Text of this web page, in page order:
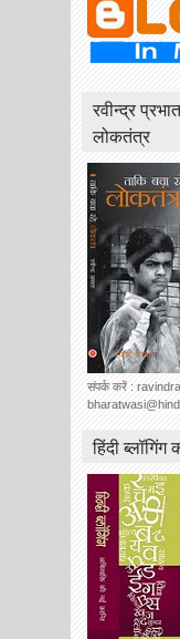
रवीन्द्र
लोकतंत्र
संपर्क करें :
हिंदी